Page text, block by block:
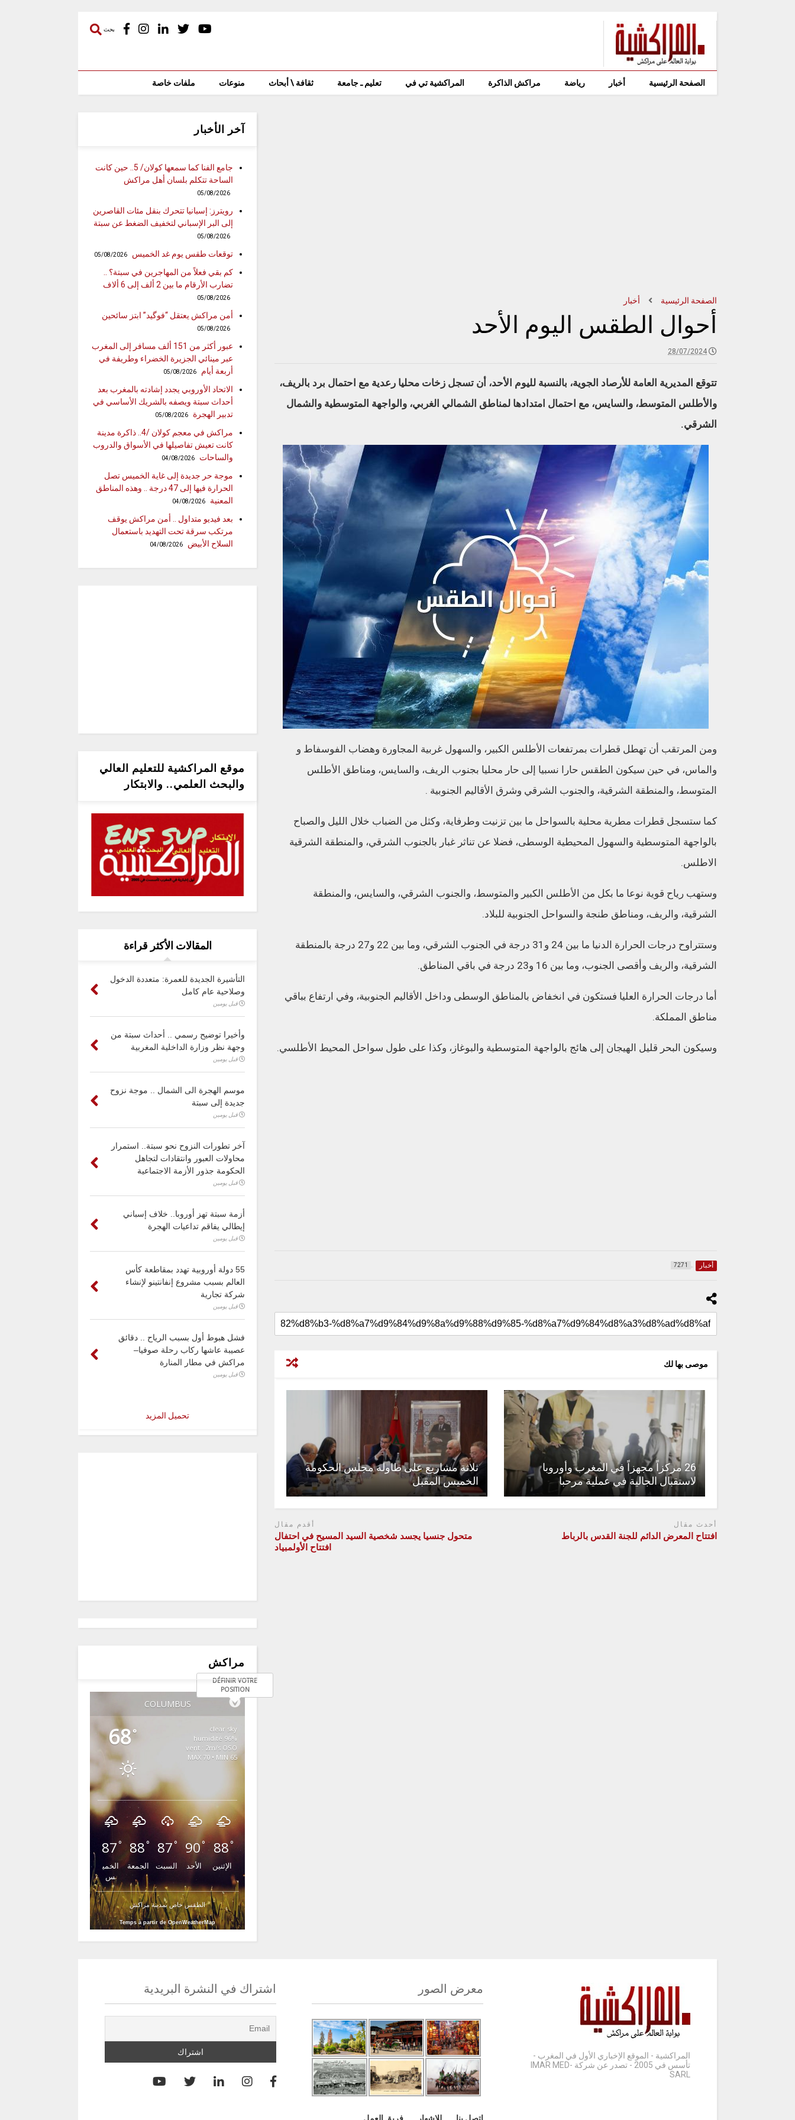
بحث
الصفحة الرئيسية أخبار رياضة مراكش الذاكرة المراكشية تي في تعليم ـ جامعة ثقافة \ أبحاث منوعات ملفات خاصة
الصفحة الرئيسية أخبار
أحوال الطقس اليوم الأحد
28/07/2024
تتوقع المديرية العامة للأرصاد الجوية، بالنسبة لليوم الأحد، أن تسجل زخات محليا رعدية مع احتمال برد بالريف،
والأطلس المتوسط، والسايس، مع احتمال امتدادها لمناطق الشمالي الغربي، والواجهة المتوسطية والشمال
الشرقي.
ومن المرتقب أن تهطل قطرات بمرتفعات الأطلس الكبير، والسهول غربية المجاورة وهضاب الفوسفاط و
والماس، في حين سيكون الطقس حارا نسبيا إلى حار محليا بجنوب الريف، والسايس، ومناطق الأطلس
المتوسط، والمنطقة الشرقية، والجنوب الشرقي وشرق الأقاليم الجنوبية .
كما ستسجل قطرات مطرية محلية بالسواحل ما بين تزنيت وطرفاية، وكثل من الضباب خلال الليل والصباح
بالواجهة المتوسطية والسهول المحيطية الوسطى، فضلا عن تناثر غبار بالجنوب الشرقي، والمنطقة الشرقية
الاطلس.
وستهب رياح قوية نوعا ما بكل من الأطلس الكبير والمتوسط، والجنوب الشرقي، والسايس، والمنطقة
الشرقية، والريف، ومناطق طنجة والسواحل الجنوبية للبلاد.
وستتراوح درجات الحرارة الدنيا ما بين 24 و31 درجة في الجنوب الشرقي، وما بين 22 و27 درجة بالمنطقة
الشرقية، والريف وأقصى الجنوب، وما بين 16 و23 درجة في باقي المناطق.
أما درجات الحرارة العليا فستكون في انخفاض بالمناطق الوسطى وداخل الأقاليم الجنوبية، وفي ارتفاع بباقي
مناطق المملكة.
وسيكون البحر قليل الهيجان إلى هائج بالواجهة المتوسطية والبوغاز، وكذا على طول سواحل المحيط الأطلسي.
أخبار 7271
موصى بها لك
26 مركزاً مجهزاً في المغرب وأوروبا
لاستقبال الجالية في عملية مرحبا
ثلاثة مشاريع على طاولة مجلس الحكومة
الخميس المقبل
أحدث مقال
افتتاح المعرض الدائم للجنة القدس بالرباط
أقدم مقال
متحول جنسيا يجسد شخصية السيد المسيح في احتفال
افتتاح الأولمبياد
آخر الأخبار
جامع الفنا كما سمعها كولان/ 5.. حين كانت
الساحة تتكلم بلسان أهل مراكش
05/08/2026
رويترز: إسبانيا تتحرك بنقل مئات القاصرين
إلى البر الإسباني لتخفيف الضغط عن سبتة
05/08/2026
توقعات طقس يوم غد الخميس 05/08/2026
كم بقي فعلاً من المهاجرين في سبتة؟ ..
تضارب الأرقام ما بين 2 ألف إلى 6 ألاف
05/08/2026
أمن مراكش يعتقل “فوگيد” ابتز سائحين
05/08/2026
عبور أكثر من 151 ألف مسافر إلى المغرب
عبر مينائي الجزيرة الخضراء وطريفة في
أربعة أيام
05/08/2026
الاتحاد الأوروبي يجدد إشادته بالمغرب بعد
أحداث سبتة ويصفه بالشريك الأساسي في
تدبير الهجرة
05/08/2026
مراكش في معجم كولان /4.. ذاكرة مدينة
كانت تعيش تفاصيلها في الأسواق والدروب
والساحات
04/08/2026
موجة حر جديدة إلى غاية الخميس تصل
الحرارة فيها إلى 47 درجة .. وهذه المناطق
المعنية
04/08/2026
بعد فيديو متداول .. أمن مراكش يوقف
مرتكب سرقة تحت التهديد باستعمال
السلاح الأبيض
04/08/2026
موقع المراكشية للتعليم العالي
والبحث العلمي.. والابتكار
المقالات الأكثر قراءة
التأشيرة الجديدة للعمرة: متعددة الدخول
وصلاحية عام كامل
قبل يومين
وأخيرا توضيح رسمي .. أحداث سبتة من
وجهة نظر وزارة الداخلية المغربية
قبل يومين
موسم الهجرة الى الشمال .. موجة نزوح
جديدة إلى سبتة
قبل يومين
آخر تطورات النزوح نحو سبتة.. استمرار
محاولات العبور وانتقادات لتجاهل
الحكومة جذور الأزمة الاجتماعية
قبل يومين
أزمة سبتة تهز أوروبا.. خلاف إسباني
إيطالي يفاقم تداعيات الهجرة
قبل يومين
55 دولة أوروبية تهدد بمقاطعة كأس
العالم بسبب مشروع إنفانتينو لإنشاء
شركة تجارية
قبل يومين
فشل هبوط أول بسبب الرياح .. دقائق
عصيبة عاشها ركاب رحلة صوفيا–
مراكش في مطار المنارة
قبل يومين
تحميل المزيد
مراكش
COLUMBUS
DÉFINIR VOTRE
POSITION
68°
clear sky
96% humidité
vent : 2m/s OSO
MAX 70 • MIN 65
87°
الخمي
س
88°
الجمعة
87°
السبت
90°
الأحد
88°
الإثنين
الطقس خاص بمدينة مراكش
Temps à partir de OpenWeatherMap
المراكشية - الموقع الإخباري الأول في المغرب -
تأسس في 2005 - تصدر عن شركة IMAR MED-
SARL
معرض الصور اشتراك في النشرة البريدية